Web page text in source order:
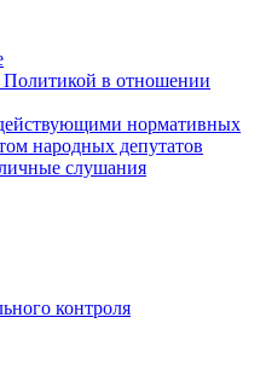
в отношении
нормативных
народных депутатов
слушания
контроля